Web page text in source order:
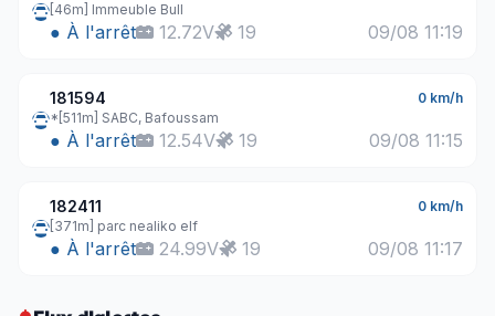
[46m] Immeuble Bull
● À l'arrêt 12.72V 19 09/08 11:19
181594
0 km/h
*[511m] SABC, Bafoussam
● À l'arrêt 12.54V 19 09/08 11:15
182411
0 km/h
[371m] parc nealiko elf
● À l'arrêt 24.99V 19 09/08 11:17